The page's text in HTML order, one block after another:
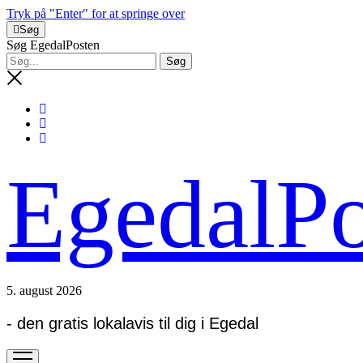
Tryk på "Enter" for at springe over
Søg
Søg EgedalPosten
5. august 2026
- den gratis lokalavis til dig i Egedal
open